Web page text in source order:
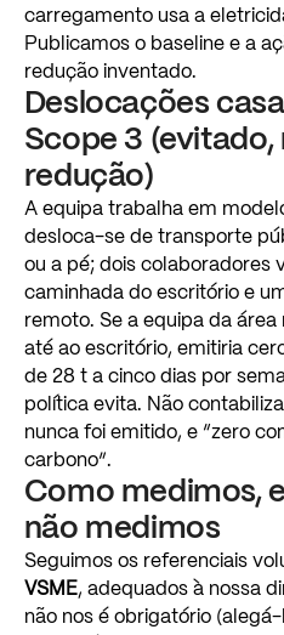
carregamento usa a
Publicamos o baseline e a
redução inventado.
Deslocações
Scope 3 (evitado,
redução)
A equipa trabalha em
desloca-se de transporte
ou a pé; dois colaboradores
caminhada do escritório e
remoto. Se a equipa da área
até ao escritório, emitiria
de 28 t a cinco dias por
política evita. Não
nunca foi emitido, e “zero
carbono”.
Como medimos, e
não medimos
Seguimos os referenciais
VSME, adequados à nossa
não nos é obrigatório (alegá-